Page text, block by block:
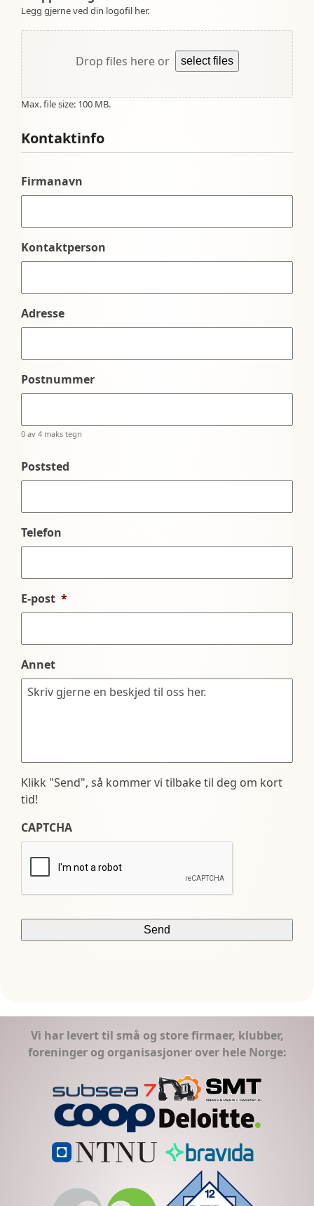
Legg gjerne ved din logofil her.
Drop files here or select files
Max. file size: 100 MB.
Kontaktinfo
Firmanavn
Kontaktperson
Adresse
Postnummer
0 av 4 maks tegn
Poststed
Telefon
E-post *
Annet
Klikk "Send", så kommer vi tilbake til deg om kort
tid!
CAPTCHA
Vi har levert til små og store firmaer, klubber,
foreninger og organisasjoner over hele Norge: